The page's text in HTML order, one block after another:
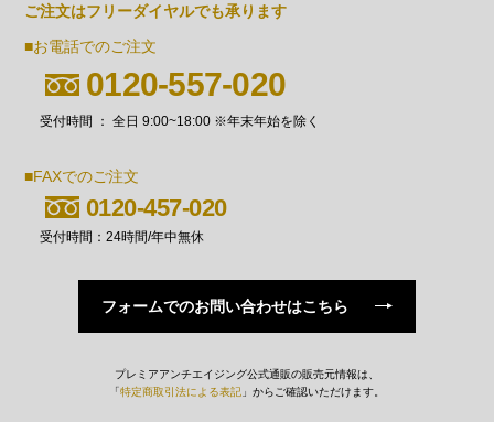
ご注文はフリーダイヤルでも承ります
■お電話でのご注文
0120-557-020
受付時間 ： 全日 9:00~18:00 ※年末年始を除く
■FAXでのご注文
0120-457-020
受付時間：24時間/年中無休
フォームでのお問い合わせはこちら
プレミアアンチエイジング公式通販の販売元情報は、
「特定商取引法による表記 」からご確認いただけます。